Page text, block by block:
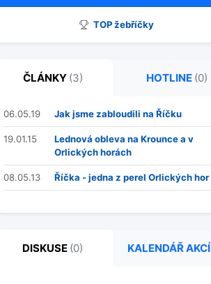
TOP žebříčky
ČLÁNKY (3) HOTLINE (0)
06.05.19 Jak jsme zabloudili na Říčku
19.01.15
Lednová obleva na Krounce a v
Orlických horách
08.05.13 Říčka - jedna z perel Orlických hor
DISKUSE (0) KALENDÁŘ AKCÍ